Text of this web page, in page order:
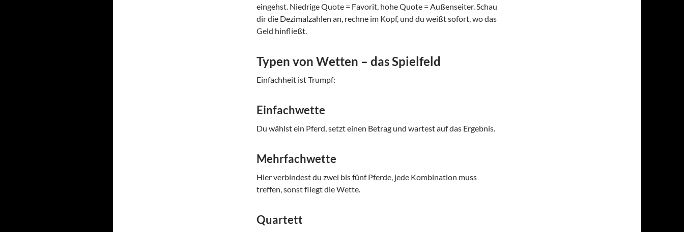
eingehst. Niedrige Quote = Favorit, hohe Quote = Außenseiter. Schau
dir die Dezimalzahlen an, rechne im Kopf, und du weißt sofort, wo das
Geld hinfließt.
Typen von Wetten – das Spielfeld
Einfachheit ist Trumpf:
Einfachwette
Du wählst ein Pferd, setzt einen Betrag und wartest auf das Ergebnis.
Mehrfachwette
Hier verbindest du zwei bis fünf Pferde, jede Kombination muss
treffen, sonst fliegt die Wette.
Quartett